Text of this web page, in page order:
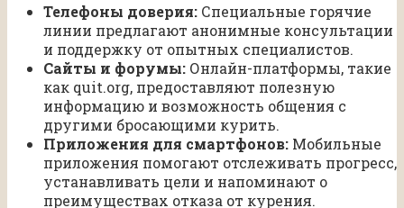
Телефоны доверия: Специальные горячие
линии предлагают анонимные консультации
и поддержку от опытных специалистов.
Сайты и форумы: Онлайн-платформы, такие
как quit.org, предоставляют полезную
информацию и возможность общения с
другими бросающими курить.
Приложения для смартфонов: Мобильные
приложения помогают отслеживать прогресс,
устанавливать цели и напоминают о
преимуществах отказа от курения.